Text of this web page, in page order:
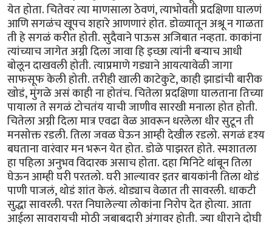
येत होता. चितेवर त्या माणसाला ठेवणं, त्याभोवती प्रदक्षिणा घालणं
आणि सगळंच खूपच शहारे आणणारं होत. डोळ्यातून अश्रू न गाळता
ती हे सगळं करीत होती. सुदैवाने पाऊस अजिबात नव्हता. काकांना
त्यांच्याच जागेत अग्नी दिला जावा हि इच्छा त्यांनी बऱ्याच आधी
बोलून दाखवली होती. त्याप्रमाणे गड्याने आयत्यावेळी जागा
साफसूफ केली होती. तरीही खाली काटेकुटे, काही झाडांची बारीक
खोडं, मुंगळे असं काही ना होतंच. चितेला प्रदक्षिणा घालताना तिच्या
पायाला ते सगळं टोचतंय याची जाणीव सारखी मनाला होत होती.
चितेला अग्नी दिला मात्र एवढा वेळ आवरून धरलेला धीर सुटून ती
मनसोक्त रडली. तिला जवळ घेऊन आम्ही देखील रडलो. सगळं दृश्य
बघताना वारंवार मन भरून येत होत. डोळे पाझरत होते. स्मशातला
हा पहिला अनुभव विदारक असाच होता. दहा मिनिटे थांबून तिला
घेऊन आम्ही घरी परतलो. घरी आल्यावर इतर बायकांनी तिला थोडं
पाणी पाजलं, थोडं शांत केलं. थोड्याच वेळात ती सावरली. धाकटी
सुद्धा सावरली. परत निघालेल्या लोकांना निरोप देत होत्या. आता
आईला सावरायची मोठी जबाबदारी अंगावर होती. ज्या धीराने दोघी